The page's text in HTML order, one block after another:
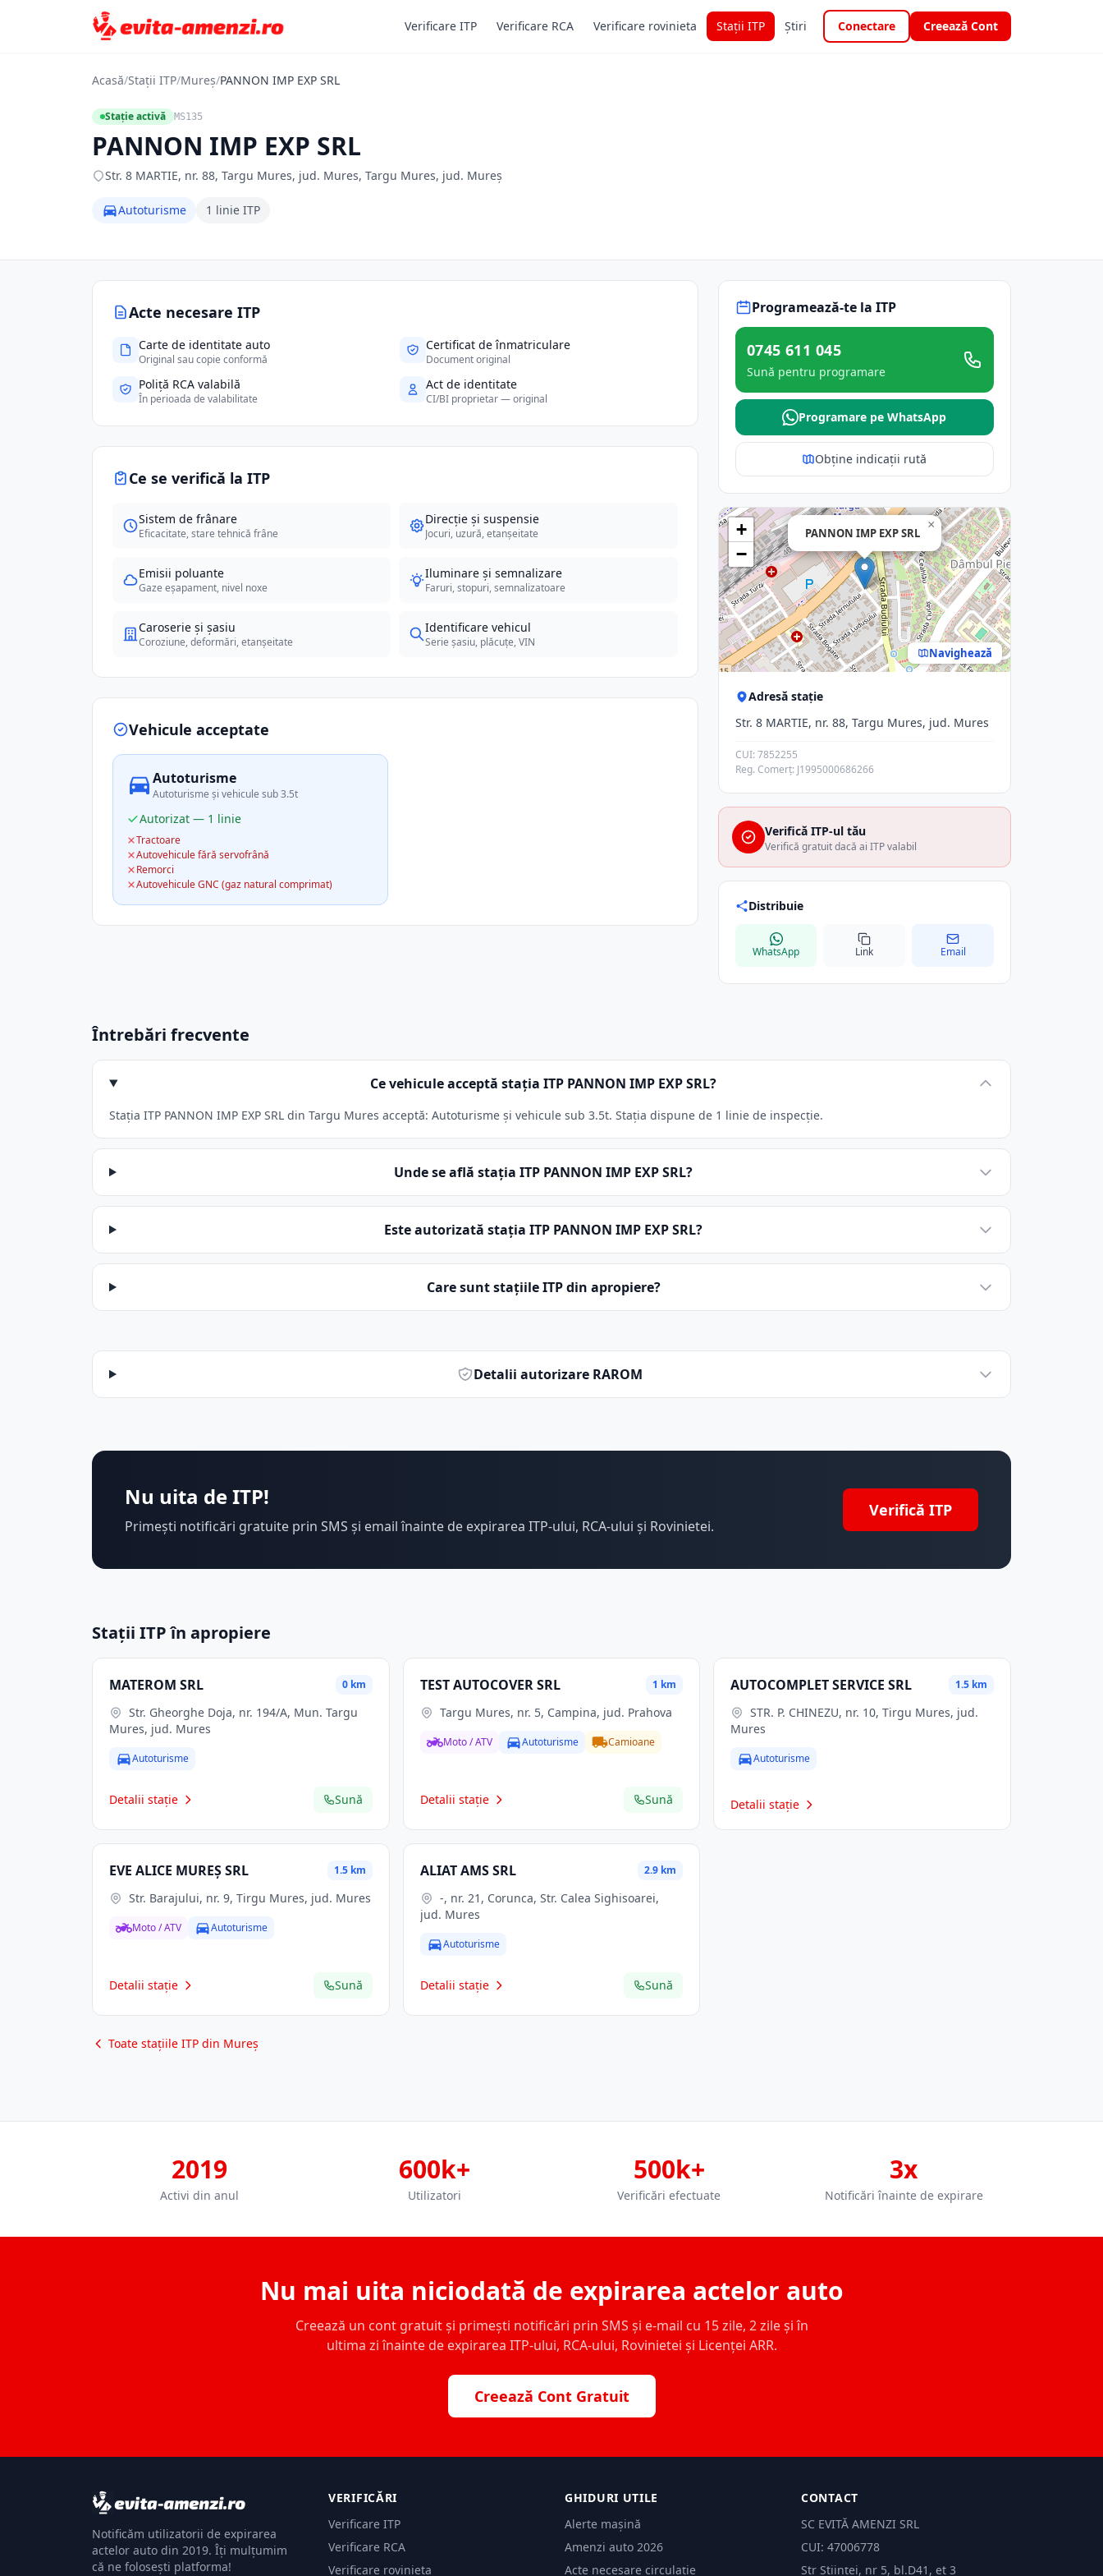
Verificare ITP Verificare RCA Verificare rovinieta Stații ITP Știri Conectare Creează Cont
Acasă/Stații ITP/Mureș/PANNON IMP EXP SRL
Stație activă MS135
PANNON IMP EXP SRL
Str. 8 MARTIE, nr. 88, Targu Mures, jud. Mures, Targu Mures, jud. Mureș
Autoturisme 1 linie ITP
Acte necesare ITP
Carte de identitate auto
Original sau copie conformă
Certificat de înmatriculare
Document original
Poliță RCA valabilă
În perioada de valabilitate
Act de identitate
CI/BI proprietar — original
Ce se verifică la ITP
Sistem de frânare
Eficacitate, stare tehnică frâne
Direcție și suspensie
Jocuri, uzură, etanșeitate
Emisii poluante
Gaze eșapament, nivel noxe
Iluminare și semnalizare
Faruri, stopuri, semnalizatoare
Caroserie și șasiu
Coroziune, deformări, etanșeitate
Identificare vehicul
Serie șasiu, plăcuțe, VIN
Vehicule acceptate
Autoturisme
Autoturisme și vehicule sub 3.5t
Autorizat — 1 linie
Tractoare
Autovehicule fără servofrână
Remorci
Autovehicule GNC (gaz natural comprimat)
Programează-te la ITP
0745 611 045
Sună pentru programare
Programare pe WhatsApp
Obține indicații rută
PANNON IMP EXP SRL
×
+
−
Navighează
Adresă stație
Str. 8 MARTIE, nr. 88, Targu Mures, jud. Mures
CUI: 7852255
Reg. Comerț: J1995000686266
Verifică ITP-ul tău
Verifică gratuit dacă ai ITP valabil
Distribuie
WhatsApp Link Email
Întrebări frecvente
Ce vehicule acceptă stația ITP PANNON IMP EXP SRL?
Stația ITP PANNON IMP EXP SRL din Targu Mures acceptă: Autoturisme și vehicule sub 3.5t. Stația dispune de 1 linie de inspecție.
Unde se află stația ITP PANNON IMP EXP SRL?
Este autorizată stația ITP PANNON IMP EXP SRL?
Care sunt stațiile ITP din apropiere?
Detalii autorizare RAROM
Nu uita de ITP!
Primești notificări gratuite prin SMS și email înainte de expirarea ITP-ului, RCA-ului și Rovinietei.
Verifică ITP
Stații ITP în apropiere
MATEROM SRL 0 km
Mures, jud. Mures
Autoturisme
Detalii stație Sună
TEST AUTOCOVER SRL 1 km
Targu Mures, nr. 5, Campina, jud. Prahova
Moto / ATV Autoturisme Camioane
Detalii stație Sună
AUTOCOMPLET SERVICE SRL 1.5 km
STR. P. CHINEZU, nr. 10, Tirgu Mures, jud.
Mures
Autoturisme
Detalii stație
EVE ALICE MUREŞ SRL 1.5 km
Str. Barajului, nr. 9, Tirgu Mures, jud. Mures
Moto / ATV Autoturisme
Detalii stație Sună
ALIAT AMS SRL 2.9 km
jud. Mures
Autoturisme
Detalii stație Sună
Toate stațiile ITP din Mureș
2019
Activi din anul
600k+
Utilizatori
500k+
Verificări efectuate
3x
Notificări înainte de expirare
Nu mai uita niciodată de expirarea actelor auto
Creează un cont gratuit și primești notificări prin SMS și e-mail cu 15 zile, 2 zile și în
ultima zi înainte de expirarea ITP-ului, RCA-ului, Rovinietei și Licenței ARR.
Creează Cont Gratuit
Notificăm utilizatorii de expirarea
actelor auto din 2019. Îți mulțumim
că ne folosești platforma!
VERIFICĂRI
Verificare ITP
Verificare RCA
Verificare rovinieta
GHIDURI UTILE
Alerte mașină
Amenzi auto 2026
Acte necesare circulație
CONTACT
SC EVITĂ AMENZI SRL
CUI: 47006778
Str Științei, nr 5, bl.D41, et 3